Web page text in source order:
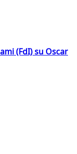
(FdI) su Oscar